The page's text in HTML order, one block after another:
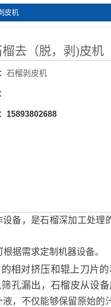
皮机
榴去（脱，剥)皮机
石榴剥皮机
15893802688
备，是石榴深加工处理
据需求定制机器设备。
的相对挤压和辊上刀片的
孔漏出，石榴皮从设备
，不仅能够保留原始的